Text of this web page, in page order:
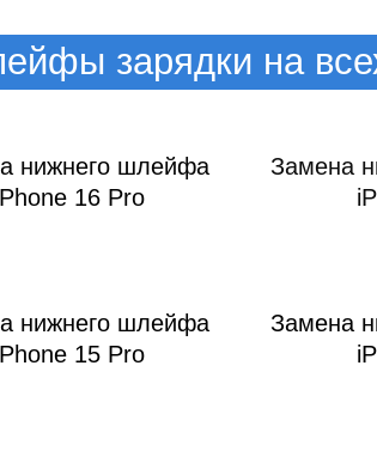
зарядки на
нижнего шлейфа
16 Pro
Замена
нижнего шлейфа
15 Pro
Замена